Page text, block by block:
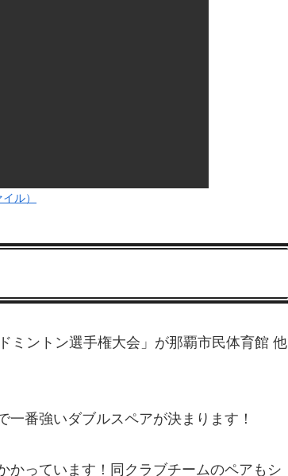
ル）
ミントン選手権大会」が那覇市民体育館 他
番強いダブルスペアが決まります！
かっています！同クラブチームのペアもシ